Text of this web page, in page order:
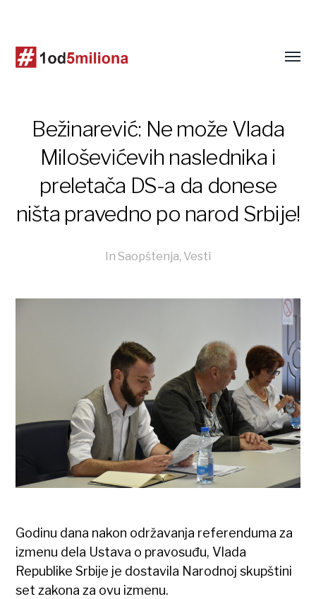
Bežinarević: Ne može Vlada
Miloševićevih naslednika i
preletača DS-a da donese
ništa pravedno po narod Srbije!
In Saopštenja, Vesti
Godinu dana nakon održavanja referenduma za
izmenu dela Ustava o pravosuđu, Vlada
Republike Srbije je dostavila Narodnoj skupštini
set zakona za ovu izmenu.